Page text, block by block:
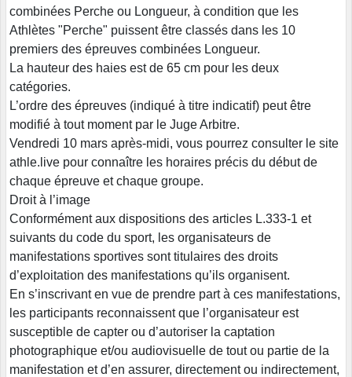
combinées Perche ou Longueur, à condition que les
Athlètes "Perche" puissent être classés dans les 10
premiers des épreuves combinées Longueur.
La hauteur des haies est de 65 cm pour les deux
catégories.
L’ordre des épreuves (indiqué à titre indicatif) peut être
modifié à tout moment par le Juge Arbitre.
Vendredi 10 mars après-midi, vous pourrez consulter le site
athle.live pour connaître les horaires précis du début de
chaque épreuve et chaque groupe.
Droit à l’image
Conformément aux dispositions des articles L.333-1 et
suivants du code du sport, les organisateurs de
manifestations sportives sont titulaires des droits
d’exploitation des manifestations qu’ils organisent.
En s’inscrivant en vue de prendre part à ces manifestations,
les participants reconnaissent que l’organisateur est
susceptible de capter ou d’autoriser la captation
photographique et/ou audiovisuelle de tout ou partie de la
manifestation et d’en assurer, directement ou indirectement,